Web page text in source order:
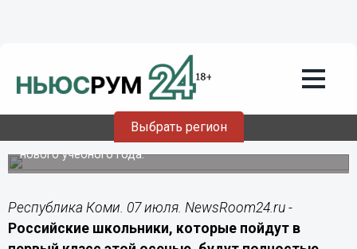
Выбрать регион
Жителям Коми рассказали о
нововведении для первоклассников с
1 сентября
Первоклассникам в России отменят домашние задания с
нового учебного года.
Республика Коми. 07 июля. NewsRoom24.ru -
Российские школьники, которые пойдут в